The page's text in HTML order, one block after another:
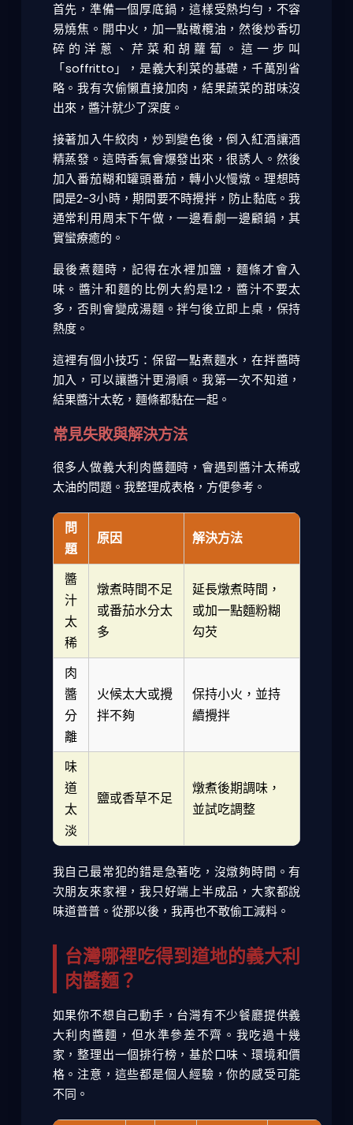
首先，準備一個厚底鍋，這樣受熱均勻，不容
易燒焦。開中火，加一點橄欖油，然後炒香切
碎的洋蔥、芹菜和胡蘿蔔。這一步叫
「soffritto」，是義大利菜的基礎，千萬別省
略。我有次偷懶直接加肉，結果蔬菜的甜味沒
出來，醬汁就少了深度。
接著加入牛絞肉，炒到變色後，倒入紅酒讓酒
精蒸發。這時香氣會爆發出來，很誘人。然後
加入番茄糊和罐頭番茄，轉小火慢燉。理想時
間是2-3小時，期間要不時攪拌，防止黏底。我
通常利用周末下午做，一邊看劇一邊顧鍋，其
實蠻療癒的。
最後煮麵時，記得在水裡加鹽，麵條才會入
味。醬汁和麵的比例大約是1:2，醬汁不要太
多，否則會變成湯麵。拌勻後立即上桌，保持
熱度。
這裡有個小技巧：保留一點煮麵水，在拌醬時
加入，可以讓醬汁更滑順。我第一次不知道，
結果醬汁太乾，麵條都黏在一起。
常見失敗與解決方法
很多人做義大利肉醬麵時，會遇到醬汁太稀或
太油的問題。我整理成表格，方便參考。
問
題
原因 解決方法
醬
汁
太
稀
燉煮時間不足
或番茄水分太
多
延長燉煮時間，
或加一點麵粉糊
勾芡
肉
醬
分
離
火候太大或攪
拌不夠
保持小火，並持
續攪拌
味
道
太
淡
鹽或香草不足
燉煮後期調味，
並試吃調整
我自己最常犯的錯是急著吃，沒燉夠時間。有
次朋友來家裡，我只好端上半成品，大家都說
味道普普。從那以後，我再也不敢偷工減料。
台灣哪裡吃得到道地的義大利
肉醬麵？
如果你不想自己動手，台灣有不少餐廳提供義
大利肉醬麵，但水準參差不齊。我吃過十幾
家，整理出一個排行榜，基於口味、環境和價
格。注意，這些都是個人經驗，你的感受可能
不同。